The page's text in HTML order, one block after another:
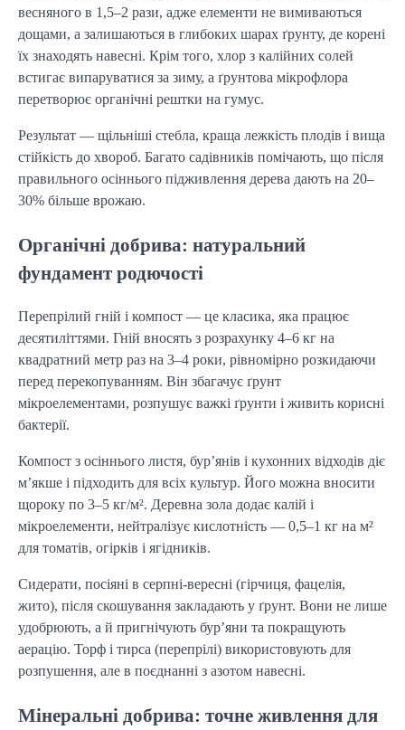
весняного в 1,5–2 рази, адже елементи не вимиваються
дощами, а залишаються в глибоких шарах ґрунту, де корені
їх знаходять навесні. Крім того, хлор з калійних солей
встигає випаруватися за зиму, а ґрунтова мікрофлора
перетворює органічні рештки на гумус.
Результат — щільніші стебла, краща лежкість плодів і вища
стійкість до хвороб. Багато садівників помічають, що після
правильного осіннього підживлення дерева дають на 20–
30% більше врожаю.
Органічні добрива: натуральний
фундамент родючості
Перепрілий гній і компост — це класика, яка працює
десятиліттями. Гній вносять з розрахунку 4–6 кг на
квадратний метр раз на 3–4 роки, рівномірно розкидаючи
перед перекопуванням. Він збагачує ґрунт
мікроелементами, розпушує важкі ґрунти і живить корисні
бактерії.
Компост з осіннього листя, бур’янів і кухонних відходів діє
м’якше і підходить для всіх культур. Його можна вносити
щороку по 3–5 кг/м². Деревна зола додає калій і
мікроелементи, нейтралізує кислотність — 0,5–1 кг на м²
для томатів, огірків і ягідників.
Сидерати, посіяні в серпні-вересні (гірчиця, фацелія,
жито), після скошування закладають у ґрунт. Вони не лише
удобрюють, а й пригнічують бур’яни та покращують
аерацію. Торф і тирса (перепрілі) використовують для
розпушення, але в поєднанні з азотом навесні.
Мінеральні добрива: точне живлення для